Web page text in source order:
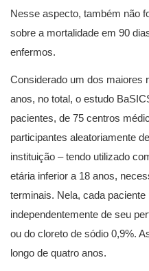
Nesse aspecto, também não
sobre a mortalidade em 90
enfermos.
Considerado um dos maiores
anos, no total, o estudo
pacientes, de 75 centros
participantes aleatoriamente
instituição – tendo utilizado
etária inferior a 18 anos,
terminais. Nela, cada paciente
independentemente de seu
ou do cloreto de sódio 0,9%.
longo de quatro anos.